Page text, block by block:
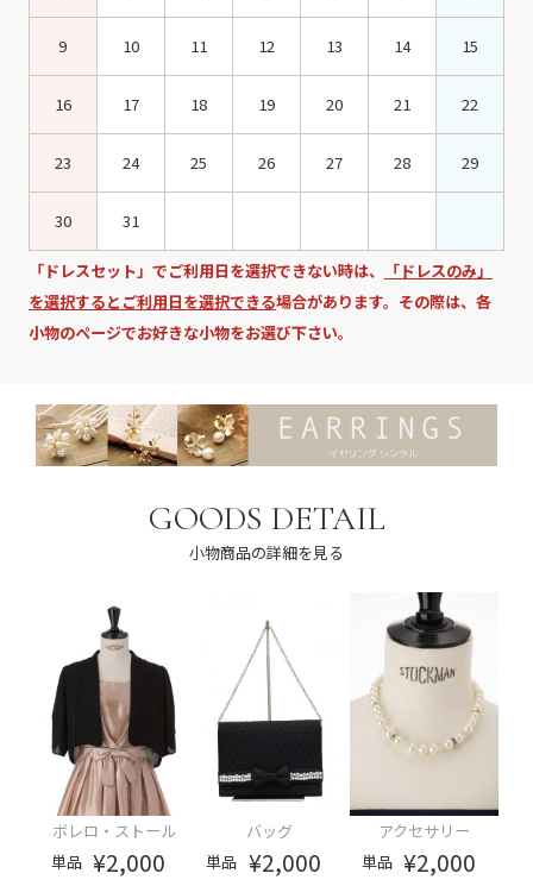
9 10 11 12 13 14 15
16 17 18 19 20 21 22
23 24 25 26 27 28 29
30 31
「ドレスセット」でご利用日を選択できない時は、
「ドレスのみ」
を選択するとご利用日を選択できる場合があります。その際は、各
小物のページでお好きな小物をお選び下さい。
GOODS DETAIL
小物商品の詳細を見る
ボレロ・ストール
単品 ¥2,000
バッグ
単品 ¥2,000
アクセサリー
単品 ¥2,000